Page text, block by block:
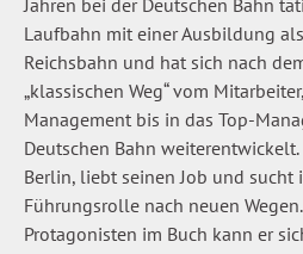
Jahren bei der Deutschen Bahn
Laufbahn mit einer Ausbildung
Reichsbahn und hat sich nach
„klassischen Weg“ vom
Management bis in das Top-
Deutschen Bahn
Berlin, liebt seinen Job und sucht
Führungsrolle nach neuen
Protagonisten im Buch kann er